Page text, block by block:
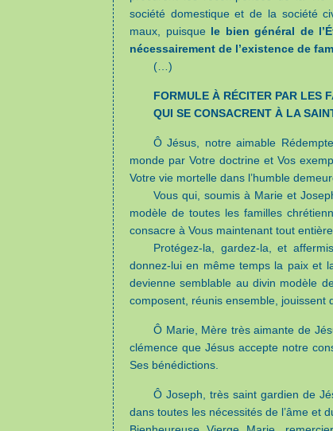
société domestique et de la société
maux, puisque le bien général de
nécessairement de l’existence de
(…)
FORMULE À RÉCITER PAR LES
QUI SE CONSACRENT À LA
Ô Jésus, notre aimable
monde par Votre doctrine et Vos
Votre vie mortelle dans l’humble
Vous qui, soumis à Marie et
modèle de toutes les familles
consacre à Vous maintenant tout entière.
Protégez-la, gardez-la, et
donnez-lui en même temps la paix et
devienne semblable au divin modèle
composent, réunis ensemble, jouissent
Ô Marie, Mère très aimante de
clémence que Jésus accepte notre
Ses bénédictions.
Ô Joseph, très saint gardien de
dans toutes les nécessités de l’âme et